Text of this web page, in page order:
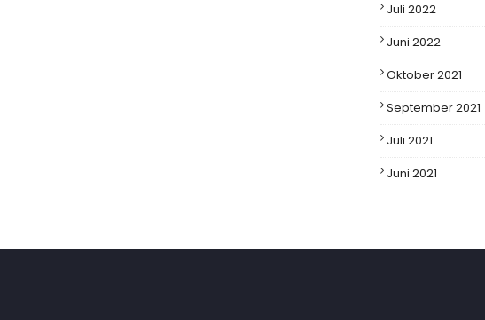
Juli 2022
Juni 2022
Oktober 2021
September 2021
Juli 2021
Juni 2021